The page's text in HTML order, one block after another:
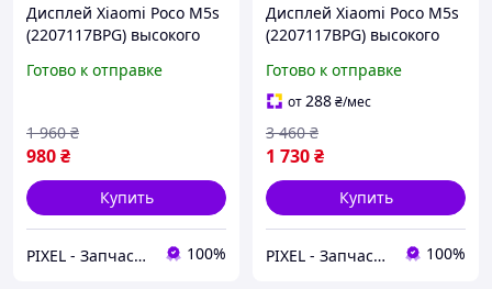
Дисплей Xiaomi Poco M5s
(2207117BPG) высокого
Ксиоми Поко М5с
Готово к отправке
980₴
1 960 ₴
Купить
PIXEL - Запчастини для телефону 100%
Дисплей Xiaomi Poco M5s
(2207117BPG) высокого
Ксиоми Поко М5с
Готово к отправке
от288₴/мес
1 730₴
3 460 ₴
Купить
PIXEL - Запчастини для телефону 100%